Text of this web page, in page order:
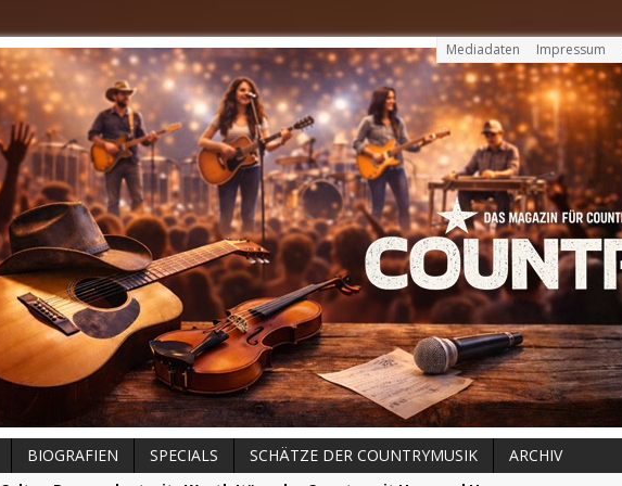
Mediadaten Impressum
BIOGRAFIEN SPECIALS SCHÄTZE DER COUNTRYMUSIK
ARCHIV